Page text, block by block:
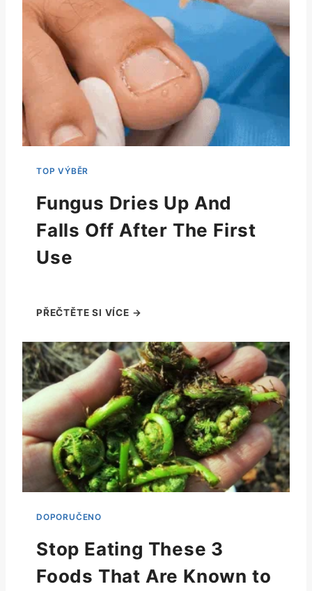
Fungus Dries Up And
Falls Off After The First
Use
Stop Eating These 3
Foods That Are Known to